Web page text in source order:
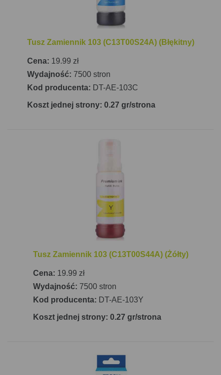
istniejącą infrastrukturą biurową lub domową. Dzięki
funkcjom mobilnego drukowania, takim jak Apple
drukować dokumenty i zdjęcia bezpośrednio z
telefonów komórkowych, tabletów czy laptopów.
Urządzenie wyposażone jest w kolorowy
wyświetlacz LCD o przekątnej 3,7 cm, co ułatwia
nawigację i sterowanie funkcjami drukarki. Wymiary
Dzięki tym kompaktowym wymiarom, łatwo znajdzie
Tusz Zamiennik 103 (C13T00S24A) (Błękitny)
Cena: 19.99 zł
Wydajność: 7500 stron
Kod producenta: DT-AE-103C
Koszt jednej strony: 0.27 gr/strona
Tusz Zamiennik 103 (C13T00S44A) (Żółty)
Cena: 19.99 zł
Wydajność: 7500 stron
Kod producenta: DT-AE-103Y
Koszt jednej strony: 0.27 gr/strona